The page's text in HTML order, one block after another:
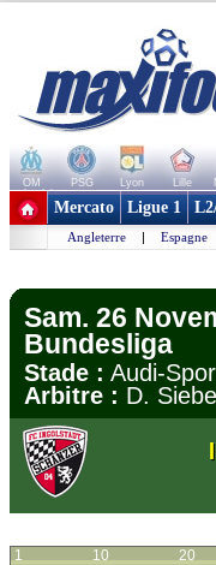
OM PSG Lyon Lille
+ de clubs
Mercato Ligue 1
Angleterre | Espagne
Sam. 26
Bundesliga
Stade : Audi-
Arbitre : D.
1 10 20